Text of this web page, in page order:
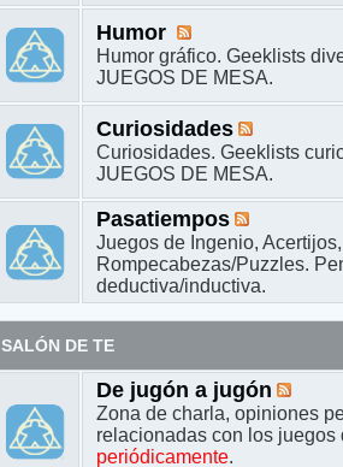
Humor
Humor gráfico. Geeklists
JUEGOS DE MESA.
Curiosidades
Curiosidades. Geeklists
JUEGOS DE MESA.
Pasatiempos
Juegos de Ingenio,
Rompecabezas/Puzzles.
deductiva/inductiva.
SALÓN DE TE
De jugón a jugón
Zona de charla, opiniones
relacionadas con los juegos
periódicamente.